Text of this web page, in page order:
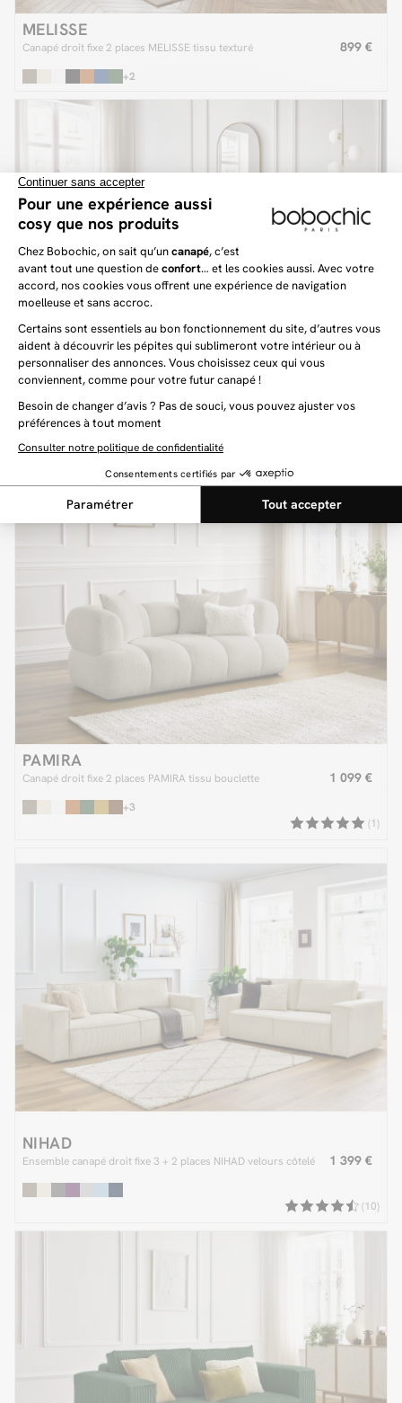
MELISSE
Canapé droit fixe 2 places MELISSE tissu texturé 899 €
+2
Canapé droit fixe 2 places SIDONIE tissu chiné 899 €
PAMIRA
Canapé droit fixe 2 places PAMIRA tissu bouclette 1 099 €
+3
(1)
NIHAD
Ensemble canapé droit fixe 3 + 2 places NIHAD velours côtelé 1 399 €
(10)